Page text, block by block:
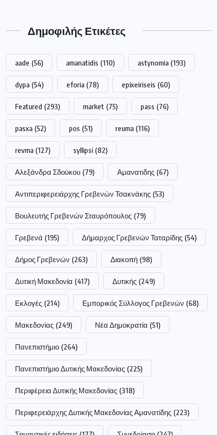
Δημοφιλής Ετικέτες
aade (56) amanatidis (110) astynomia (193)
dypa (54) eforia (78) epixeiriseis (60)
Featured (293) market (75) pass (76)
pasxa (52) pos (51) reuma (116)
revma (127) syllipsi (82)
Αλεξάνδρα Σδούκου (79) Αμανατιδης (67)
Αντιπεριφερειάρχης Γρεβενών Τσακνάκης (53)
Βουλευτής Γρεβενών Σταυρόπουλος (79)
Γρεβενά (195) Δήμαρχος Γρεβενών Ταταρίδης (54)
Δήμος Γρεβενών (263) Διακοπή (98)
Δυτική Μακεδονία (417) Δυτικής (249)
Εκλογές (214) Εμπορικός Σύλλογος Γρεβενών (68)
Μακεδονίας (249) Νέα Δημοκρατία (51)
Πανεπιστήμιο (264)
Πανεπιστήμιο Δυτικής Μακεδονίας (225)
Περιφέρεια Δυτικής Μακεδονίας (318)
Περιφερειάρχης Δυτικής Μακεδονίας Αμανατίδης (223)